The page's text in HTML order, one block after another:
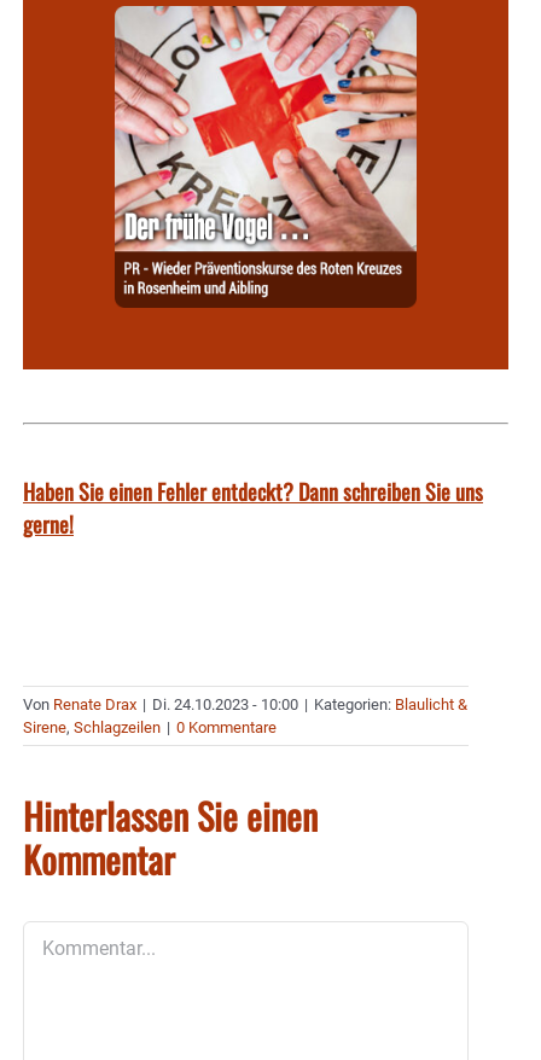
Haben Sie einen Fehler entdeckt? Dann schreiben Sie uns
gerne!
Von Renate Drax | Di. 24.10.2023 - 10:00 | Kategorien: Blaulicht &
Sirene, Schlagzeilen | 0 Kommentare
Hinterlassen Sie einen
Kommentar